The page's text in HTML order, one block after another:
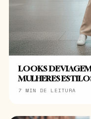
LOOKS DE
MULHERES
7 MIN DE LEITURA